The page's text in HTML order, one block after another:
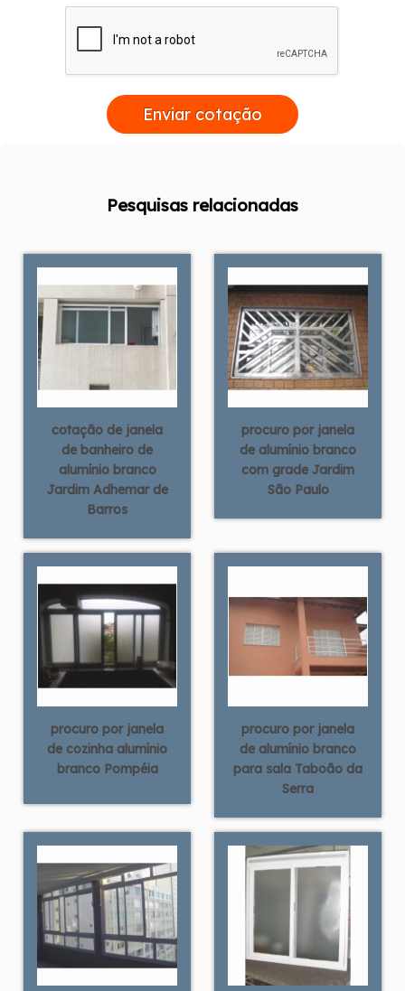
Enviar cotação
Pesquisas relacionadas
cotação de janela
de banheiro de
alumínio branco
Jardim Adhemar de
Barros
procuro por janela
de alumínio branco
com grade Jardim
São Paulo
procuro por janela
de cozinha alumínio
branco Pompéia
procuro por janela
de alumínio branco
para sala Taboão da
Serra